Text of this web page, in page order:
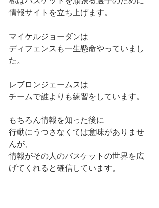
情報サイトを立ち上げます。
マイケルジョーダンは
ディフェンスも一生懸命やっていまし
た。
レブロンジェームスは
チームで誰よりも練習をしています。
もちろん情報を知った後に
行動にうつさなくては意味がありませ
んが、
情報がその人のバスケットの世界を広
げてくれると確信しています。